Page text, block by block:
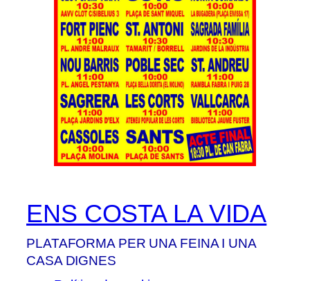
ENS COSTA LA VIDA
PLATAFORMA PER UNA FEINA I UNA
CASA DIGNES